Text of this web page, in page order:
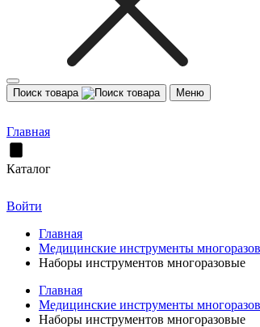
Поиск товара Меню
Главная
Каталог
Войти
Главная
Медицинские инструменты
Наборы инструментов многоразовые
Главная
Медицинские инструменты
Наборы инструментов многоразовые